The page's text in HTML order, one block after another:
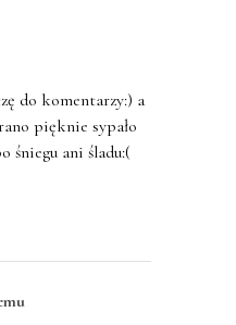
do komentarzy:) a
pięknie sypało
śniegu ani śladu:(